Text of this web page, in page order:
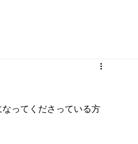
ってくださっている方